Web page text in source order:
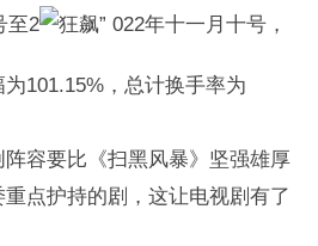
至2
022年十一月十号，
101.15%，总计换手率为
阵容要比《扫黑风暴》坚强雄厚
点护持的剧，这让电视剧有了